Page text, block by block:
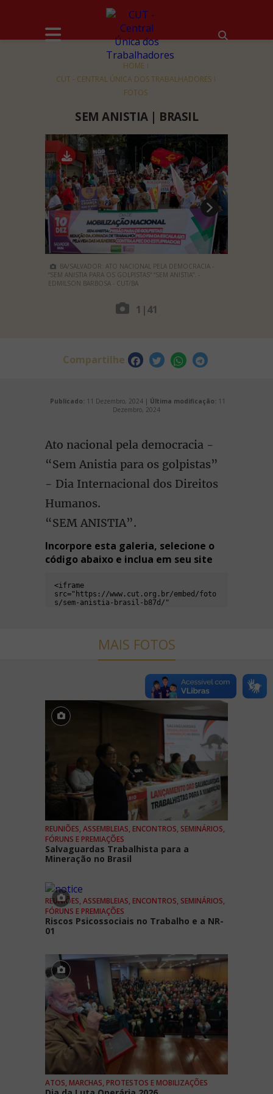
HOME
CUT - CENTRAL ÚNICA DOS TRABALHADORES
FOTOS
SEM ANISTIA | BRASIL
BA/SALVADOR: ATO NACIONAL PELA DEMOCRACIA -
“SEM ANISTIA PARA OS GOLPISTAS” “SEM ANISTIA”. -
EDMILSON BARBOSA - CUT/BA
1 |41
Compartilhe
Publicado: 11 Dezembro, 2024 | Última modificação: 11
Dezembro, 2024
Ato nacional pela democracia -
“Sem Anistia para os golpistas”
- Dia Internacional dos Direitos
Humanos.
“SEM ANISTIA”.
Incorpore esta galeria, selecione o
código abaixo e inclua em seu site
MAIS FOTOS
REUNIÕES, ASSEMBLEIAS, ENCONTROS, SEMINÁRIOS,
FÓRUNS E PREMIAÇÕES
Salvaguardas Trabalhista para a
Mineração no Brasil
REUNIÕES, ASSEMBLEIAS, ENCONTROS, SEMINÁRIOS,
FÓRUNS E PREMIAÇÕES
Riscos Psicossociais no Trabalho e a NR-
01
ATOS, MARCHAS, PROTESTOS E MOBILIZAÇÕES